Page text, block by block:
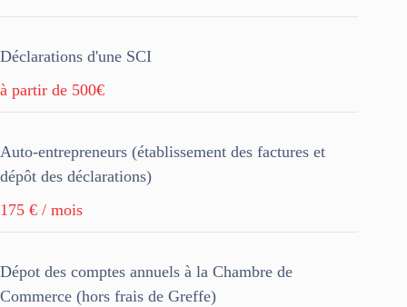
Déclarations d'une SCI
à partir de 500€
Auto-entrepreneurs (établissement des factures et
dépôt des déclarations)
175 € / mois
Dépot des comptes annuels à la Chambre de
Commerce (hors frais de Greffe)